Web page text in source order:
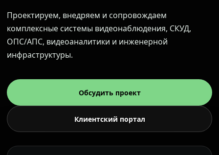
Проектируем, внедряем и сопровождаем
комплексные системы видеонаблюдения, СКУД,
ОПС/АПС, видеоаналитики и инженерной
инфраструктуры.
Обсудить проект
Клиентский портал